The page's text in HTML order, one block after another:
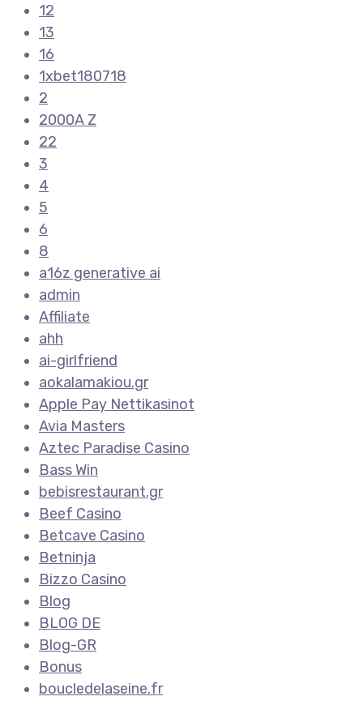
12
13
16
1xbet180718
2
2000A Z
22
3
4
5
6
8
a16z generative ai
admin
Affiliate
ahh
ai-girlfriend
aokalamakiou.gr
Apple Pay Nettikasinot
Avia Masters
Aztec Paradise Casino
Bass Win
bebisrestaurant.gr
Beef Casino
Betcave Casino
Betninja
Bizzo Casino
Blog
BLOG DE
Blog-GR
Bonus
boucledelaseine.fr